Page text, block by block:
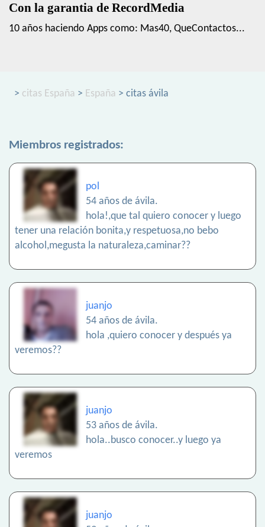
Con la garantia de RecordMedia
10 años haciendo Apps como: Mas40, QueContactos...
> citas España > España > citas ávila
Miembros registrados:
pol
54 años de ávila.
hola!,que tal quiero conocer y luego
tener una relación bonita,y respetuosa,no bebo
alcohol,megusta la naturaleza,caminar??
juanjo
54 años de ávila.
hola ,quiero conocer y después ya
veremos??
juanjo
53 años de ávila.
hola..busco conocer..y luego ya
veremos
juanjo